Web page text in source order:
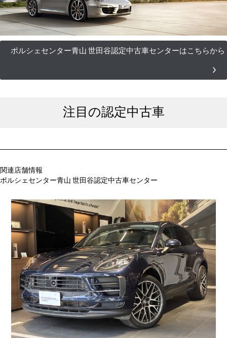
ポルシェセンター青山 世田谷認定中古車センターはこちらから
注目の認定中古車
関連店舗情報
ポルシェセンター青山 世田谷認定中古車センター